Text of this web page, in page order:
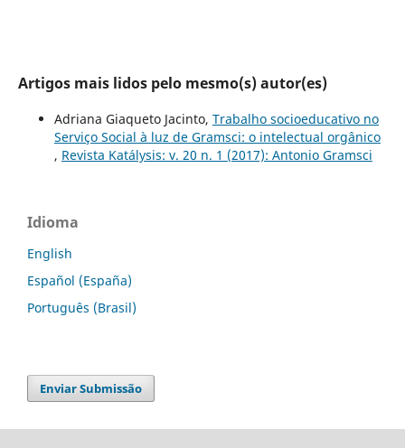
Artigos mais lidos pelo mesmo(s) autor(es)
Adriana Giaqueto Jacinto, Trabalho socioeducativo no
Serviço Social à luz de Gramsci: o intelectual orgânico
, Revista Katálysis: v. 20 n. 1 (2017): Antonio Gramsci
Idioma
English
Español (España)
Português (Brasil)
Enviar Submissão